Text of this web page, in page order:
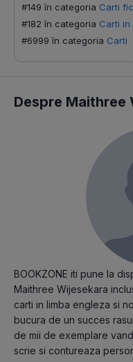
#149 în categoria Carti
#182 în categoria Carti in
#6999 în categoria Carti
Despre Maithree
BOOKZONE iti pune la
Maithree Wijesekara
carti in limba engleza si
bucura de un succes
de mii de exemplare
scrie si contureaza